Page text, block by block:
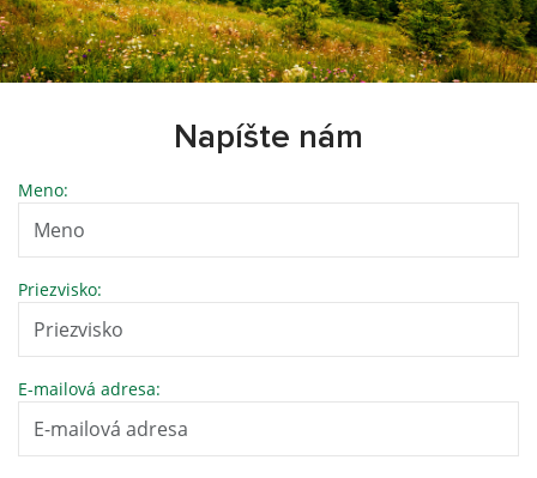
Napíšte nám
Meno:
Priezvisko:
E-mailová adresa: